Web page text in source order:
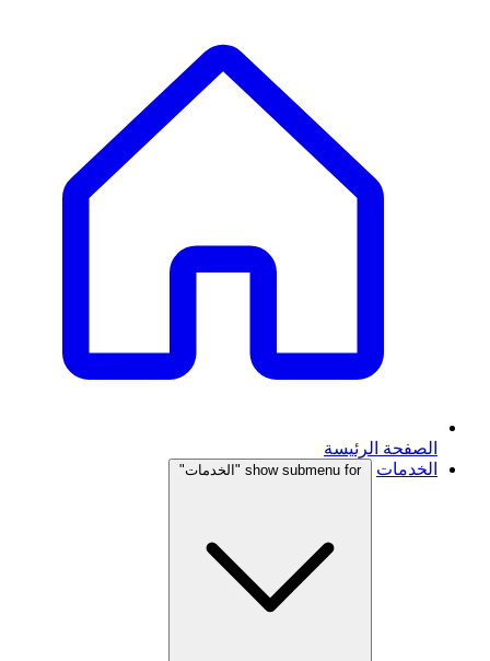
الصفحة الرئيسة
الخدمات
show submenu for "الخدمات"